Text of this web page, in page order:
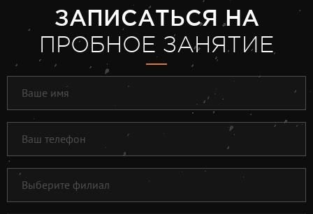
ЗАПИСАТЬСЯ НА
ПРОБНОЕ ЗАНЯТИЕ